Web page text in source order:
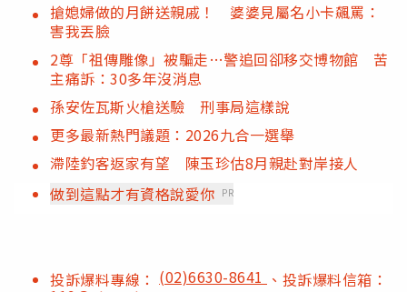
搶媳婦做的月餅送親戚！ 婆婆見屬名小卡飆罵：
害我丟臉
2尊「祖傳雕像」被騙走…警追回卻移交博物館 苦
主痛訴：30多年沒消息
孫安佐瓦斯火槍送驗 刑事局這樣說
更多最新熱門議題：2026九合一選舉
滯陸釣客返家有望 陳玉珍估8月親赴對岸接人
做到這點才有資格說愛你 PR
投訴爆料專線： (02)6630-8641 、投訴爆料信箱：